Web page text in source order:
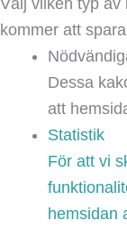
Välj vilken typ av
kommer att
Dessa
att
Statistik
För att vi
hemsidan